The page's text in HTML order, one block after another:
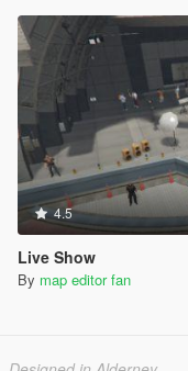
4.5
Live Show
By map editor fan